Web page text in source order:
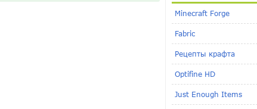
Minecraft Forge
Fabric
Рецепты крафта
Optifine HD
Just Enough Items